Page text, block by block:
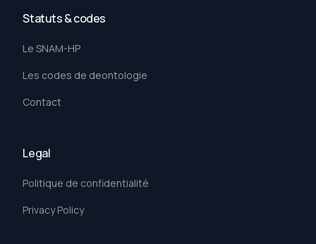
Statuts & codes
Le SNAM-HP
Les codes de deontologie
Contact
Legal
Politique de confidentialité
Privacy Policy